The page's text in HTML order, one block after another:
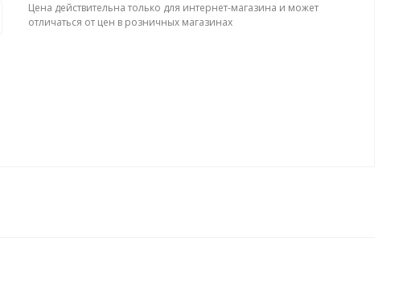
Цена действительна только для интернет-магазина и может
отличаться от цен в розничных магазинах